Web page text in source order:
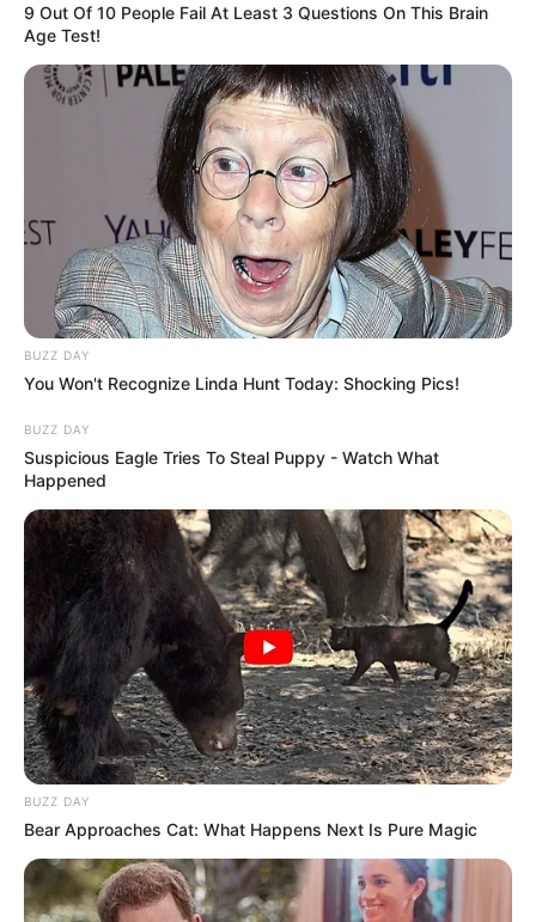
9 Out Of 10 People Fail At Least 3 Questions On This Brain
Age Test!
BUZZ DAY
You Won't Recognize Linda Hunt Today: Shocking Pics!
BUZZ DAY
Suspicious Eagle Tries To Steal Puppy - Watch What
Happened
BUZZ DAY
Bear Approaches Cat: What Happens Next Is Pure Magic